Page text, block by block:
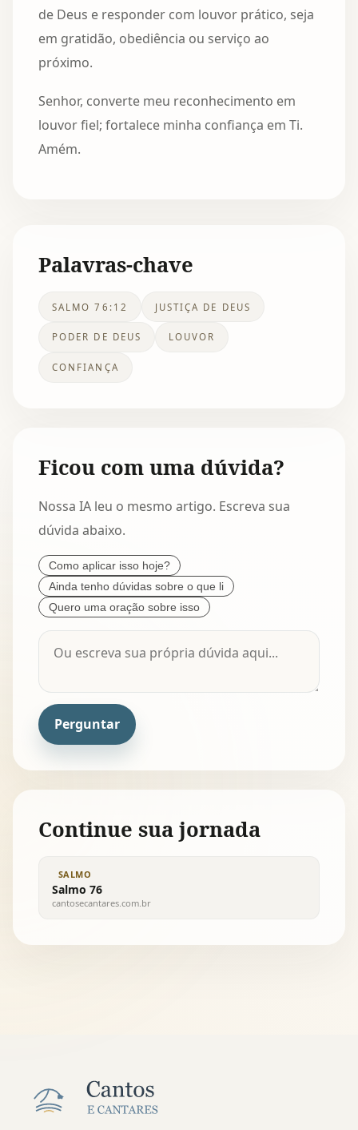
de Deus e responder com louvor prático, seja
em gratidão, obediência ou serviço ao
próximo.
Senhor, converte meu reconhecimento em
louvor fiel; fortalece minha confiança em Ti.
Amém.
Palavras-chave
SALMO 76:12 JUSTIÇA DE DEUS
PODER DE DEUS LOUVOR
CONFIANÇA
Ficou com uma dúvida?
Nossa IA leu o mesmo artigo. Escreva sua
dúvida abaixo.
Como aplicar isso hoje?
Ainda tenho dúvidas sobre o que li
Quero uma oração sobre isso
Perguntar
Continue sua jornada
SALMO
Salmo 76
cantosecantares.com.br